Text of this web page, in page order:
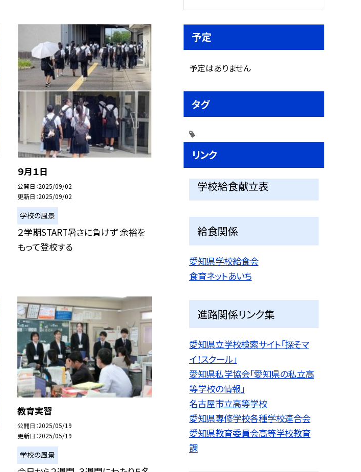
９月１日
公開日 2025/09/02
更新日 2025/09/02
学校の風景
２学期START暑さに負けず 余裕を
もって登校する
教育実習
公開日 2025/05/19
更新日 2025/05/19
学校の風景
予定
予定はありません
タグ
リンク
学校給食献立表
給食関係
愛知県学校給食会
食育ネットあいち
進路関係リンク集
愛知県立学校検索サイト「探そマ
イ！スクール」
愛知県私学協会「愛知県の私立高
等学校の情報」
名古屋市立高等学校
愛知県専修学校各種学校連合会
愛知県教育委員会高等学校教育
課